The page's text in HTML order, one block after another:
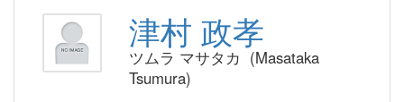
津村 政孝
ツムラ マサタカ (Masataka
Tsumura)